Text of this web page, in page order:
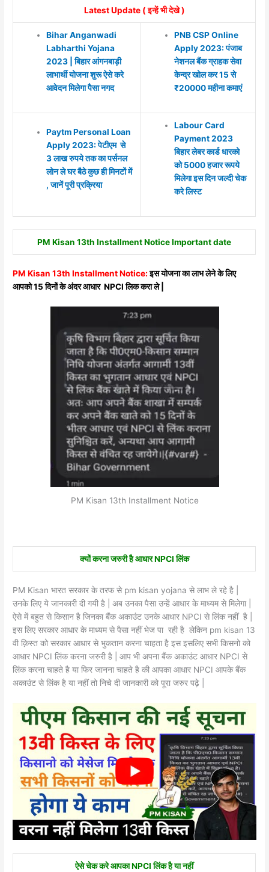
Latest Update ( इन्हें भी देखे )
Bihar Anganwadi
Labharthi Yojana
2023 | बिहार आंगनबाड़ी
लाभार्थी योजना शुरू ऐसे करे
आवेदन मिलेगा पैसा नगद
PNB CSP Online
Apply 2023: पंजाब
नेशनल बैंक ग्राहक सेवा
केन्द्र खोल कर 15 से
₹20000 महीना कमाएं
Paytm Personal Loan
Apply 2023: पेटीएम से
3 लाख रुपये तक का पर्सनल
लोन ले घर बैठे कुछ ही मिनटों में
, जानें पूरी प्रक्रिया
Labour Card
Payment 2023
बिहार लेबर कार्ड धारको
को 5000 हजार रूपये
मिलेगा इस दिन जल्दी चेक
करे लिस्ट
PM Kisan 13th Installment Notice Important date
PM Kisan 13th Installment Notice:इस योजना का लाभ लेने के लिए
आपको 15 दिनों के अंदर आधार NPCI लिक करा ले |
PM Kisan 13th Installment Notice
क्यों करना जरुरी है आधार NPCI लिंक
PM Kisan भारत सरकार के तरफ से pm kisan yojana से लाभ ले रहे है |
उनके लिए ये जानकारी दी गयी है | अब उनका पैसा उन्हें आधार के माध्यम से मिलेगा |
ऐसे में बहुत से किसान है जिनका बैंक अकाउंट उनके आधार NPCI से लिंक नहीं है |
इस लिए सरकार आधार के माध्यम से पैसा नहीं भेज पा रही है लेकिन pm kisan 13
वी क़िस्त को सरकार आधार से भुकतान करना चाहता है इस इसलिए सभी किसनो को
आधार NPCI लिंक करना जरुरी है | आप भी अपना बैंक अकाउंट आधार NPCI से
लिंक करना चाहते है या फिर जानना चाहते है की आपका आधार NPCI आपके बैंक
अकाउंट से लिंक है या नहीं तो निचे दी जानकारी को पूरा जरुर पढ़े |
ऐसे चेक करे आपका NPCI लिंक है या नहीं